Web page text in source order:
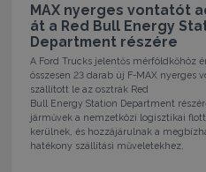
MAX nyerges vontatót
át a Red Bull Energy
Department részére
A Ford Trucks jelentős mérföldkőhöz
összesen 23 darab új F-MAX nyerges
szállított le az osztrák Red
Bull Energy Station Department
járművek a nemzetközi logisztikai
kerülnek, és hozzájárulnak a
hatékony szállítási műveletekhez.